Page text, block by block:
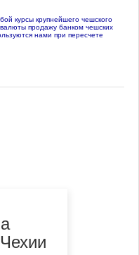
курсы крупнейшего чешского
продажу банком чешских
нами при пересчете